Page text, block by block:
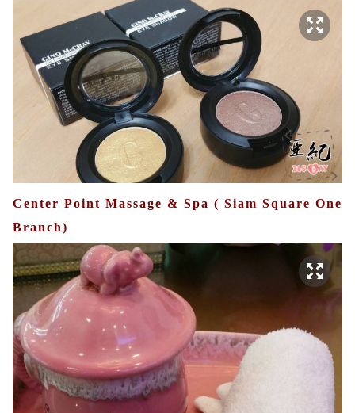
Center Point Massage & Spa ( Siam Square One
Branch)